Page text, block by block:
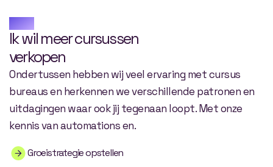
Fase 2
Ik wil meer cursussen
verkopen
Ondertussen hebben wij veel ervaring met cursus
bureaus en herkennen we verschillende patronen en
uitdagingen waar ook jij tegenaan loopt. Met onze
kennis van automations en.
Groeistrategie opstellen